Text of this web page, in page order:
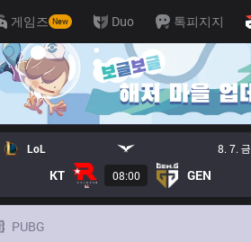
게임즈 New Duo 톡피지지
LoL 8. 7. 금
KT 08:00 GEN
PUBG